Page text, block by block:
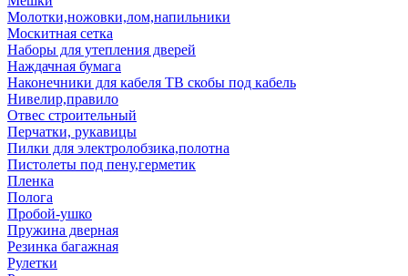
Молотки,ножовки,лом,напильники
Москитная сетка
Наборы для утепления дверей
Наждачная бумага
Наконечники для кабеля ТВ скобы под кабель
Нивелир,правило
Отвес строительный
Перчатки, рукавицы
Пилки для электролобзика,полотна
Пистолеты под пену,герметик
Пленка
Полога
Пробой-ушко
Пружина дверная
Резинка багажная
Рулетки